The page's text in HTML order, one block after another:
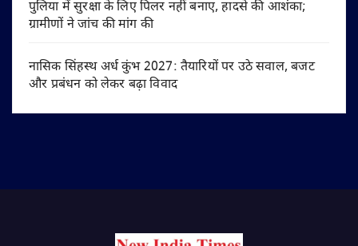
पुलिया में सुरक्षा के लिए पिलर नहीं बनाए, हादसे की आशंका;
ग्रामीणों ने जांच की मांग की
नासिक सिंहस्थ अर्ध कुंभ 2027: तैयारियों पर उठे सवाल, बजट
और प्रबंधन को लेकर बढ़ा विवाद